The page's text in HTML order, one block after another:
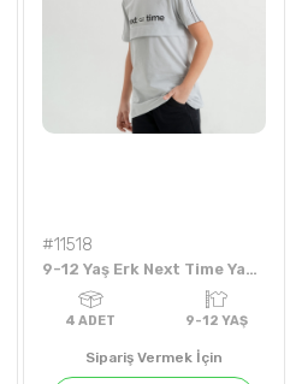
ADET
#11518
9-12 Yaş Erk Next Time Yazılı Tshirt
Sipariş Vermek İçin